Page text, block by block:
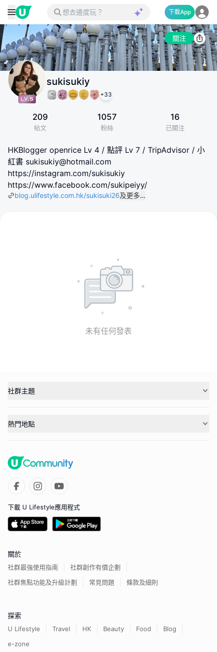
下載App
關注
sukisukiy
+33
209
帖文
1057
粉絲
16
已關注
HKBlogger openrice Lv 4 / 點評 Lv 7 / TripAdvisor / 小
紅書 sukisukiy@hotmail.com
https://instagram.com/sukisukiy
https://www.facebook.com/sukipeiyy/
blog.ulifestyle.com.hk/sukisuki26及更多…
未有任何發表
社群主題
熱門地點
下載 U Lifestyle應用程式
關於
社群最強使用指南
社群創作有價企劃
社群焦點功能及升級計劃
常見問題 條款及細則
探索
U Lifestyle Travel HK Beauty Food
Blog
e-zone